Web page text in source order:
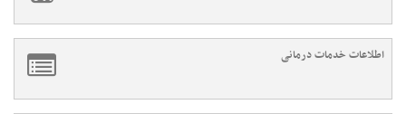
اطلاعات خدمات درمانی